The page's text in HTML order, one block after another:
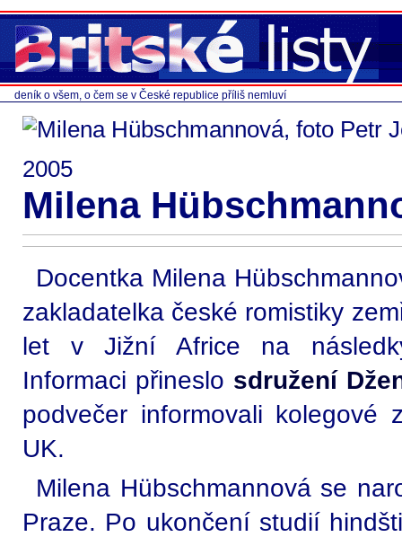
deník o všem, o čem se v České republice příliš nemluví
2005
Milena
Docentka Milena
zakladatelka české romistiky
let v Jižní Africe na
Informaci přineslo sdružení
podvečer informovali kolegové
UK.
Milena Hübschmannová se
Praze. Po ukončení studií